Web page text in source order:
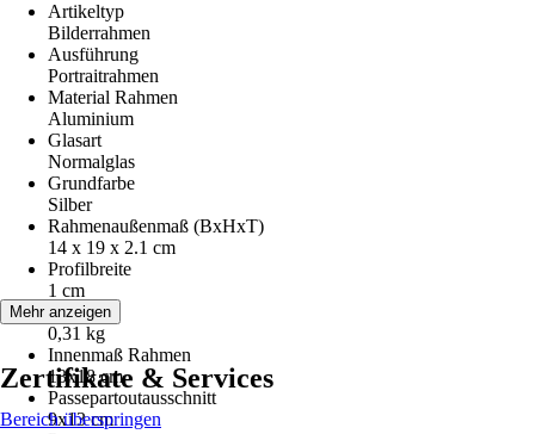
Artikeltyp
Bilderrahmen
Ausführung
Portraitrahmen
Material Rahmen
Aluminium
Glasart
Normalglas
Grundfarbe
Silber
Rahmenaußenmaß (BxHxT)
14 x 19 x 2.1 cm
Profilbreite
1 cm
Gewicht
0,31 kg
Innenmaß Rahmen
13x18 cm
Passepartoutausschnitt
9x13 cm
Mehr anzeigen
Zertifikate & Services
Bereich überspringen